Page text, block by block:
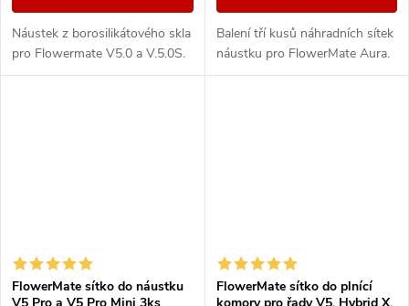
Náustek z borosilikátového skla
pro Flowermate V5.0 a V.5.0S.
Balení tří kusů náhradních sítek
náustku pro FlowerMate Aura.
FlowerMate sítko do náustku
FlowerMate sítko do plnící